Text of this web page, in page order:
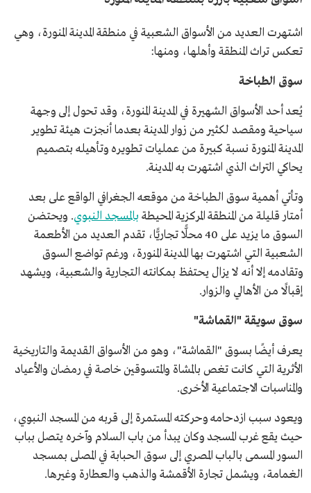
اشتهرت العديد من الأسواق الشعبية في منطقة المدينة المنورة، وهي
تعكس تراث المنطقة وأهلها، ومنها:
سوق الطباخة
يُعد أحد الأسواق الشهيرة في المدينة المنورة، وقد تحول إلى وجهة
سياحية ومقصد لكثير من زوار المدينة بعدما أنجزت هيئة تطوير
المدينة المنورة نسبة كبيرة من عمليات تطويره وتأهيله بتصميم
يحاكي التراث الذي اشتهرت به المدينة.
وتأتي أهمية سوق الطباخة من موقعه الجغرافي الواقع على بعد
أمتار قليلة من المنطقة المركزية المحيطة بالمسجد النبوي. ويحتضن
السوق ما يزيد على 40 محلًّا تجاريًّا، تقدم العديد من الأطعمة
الشعبية التي اشتهرت بها المدينة المنورة، ورغم تواضع السوق
وتقادمه إلا أنه لا يزال يحتفظ بمكانته التجارية والشعبية، ويشهد
إقبالًا من الأهالي والزوار.
سوق سويقة "القماشة"
يعرف أيضًا بسوق "القماشة"، وهو من الأسواق القديمة والتاريخية
الأثرية التي كانت تغص بالمشاة والمتسوقين خاصة في رمضان والأعياد
والمناسبات الاجتماعية الأخرى.
ويعود سبب ازدحامه وحركته المستمرة إلى قربه من المسجد النبوي،
حيث يقع غرب المسجد وكان يبدأ من باب السلام وآخره يتصل بباب
السور المسمى بالباب المصري إلى سوق الحبابة في المصلى بمسجد
الغمامة، ويشمل تجارة الأقمشة والذهب والعطارة وغيرها.